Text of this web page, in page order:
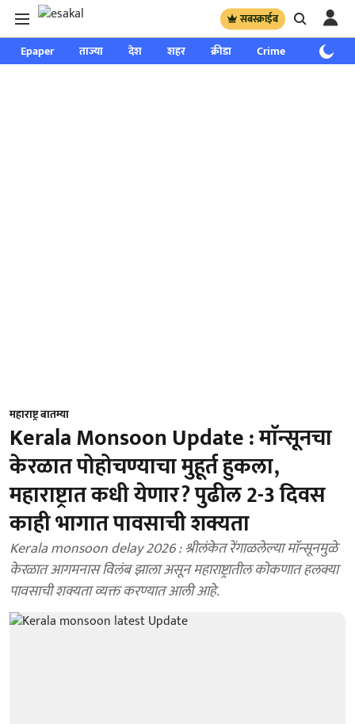
सबस्क्राईब
Epaper ताज्या देश शहर क्रीडा Crime साप्ताहिक
महाराष्ट्र बातम्या
Kerala Monsoon Update : माॅन्सूनचा
केरळात पोहोचण्याचा मुहूर्त हुकला,
महाराष्ट्रात कधी येणार? पुढील 2-3 दिवस
काही भागात पावसाची शक्यता
Kerala monsoon delay 2026 : श्रीलंकेत रेंगाळलेल्या माॅन्सूनमुळे
केरळात आगमनास विलंब झाला असून महाराष्ट्रातील कोकणात हलक्या
पावसाची शक्यता व्यक्त करण्यात आली आहे.